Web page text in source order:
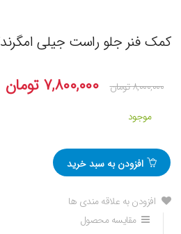
کمک فنر جلو راست جیلی امگرند۷
۸,۰۰۰,۰۰۰تومان ۷,۸۰۰,۰۰۰ تومان
موجود
افزودن به سبد خرید
افزودن به علاقه مندی ها
مقایسه محصول